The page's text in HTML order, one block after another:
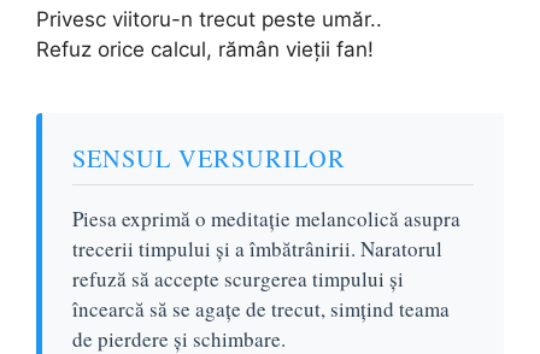
Privesc viitoru-n trecut peste umăr..
Refuz orice calcul, rămân vieţii fan!
SENSUL VERSURILOR
Piesa exprimă o meditație melancolică asupra
trecerii timpului și a îmbătrânirii. Naratorul
refuză să accepte scurgerea timpului și
încearcă să se agațe de trecut, simțind teama
de pierdere și schimbare.